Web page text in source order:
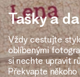
4,8 (na
Naše dárky
hodnotí známkou
Tašky a
Vždy cestujte
oblíbenými
si nechte upravit
Překvapte